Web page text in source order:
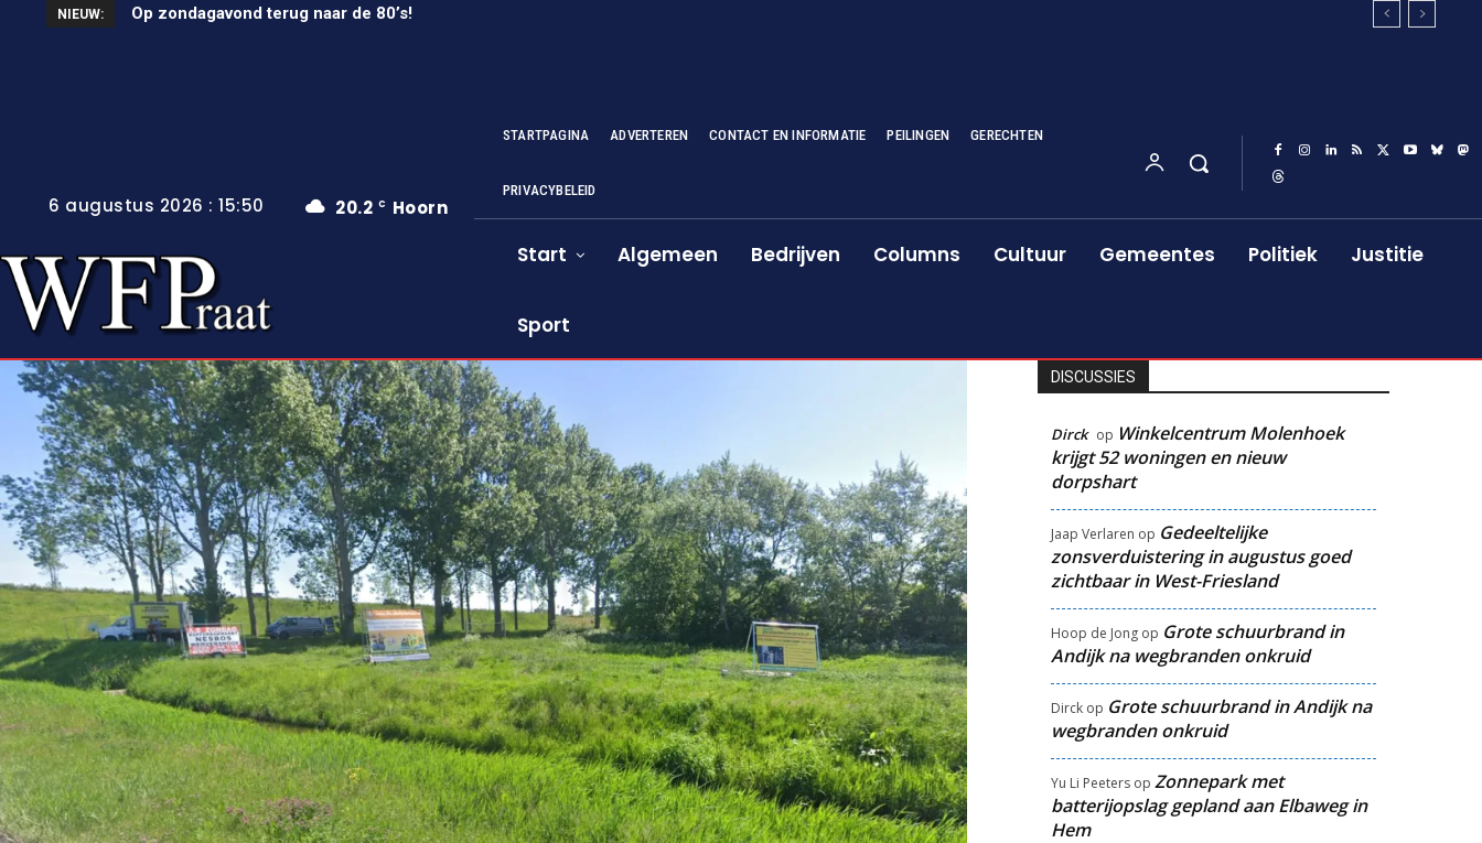
NIEUW: Unieke wielerkoers in Wervershoof
20.2 C Hoorn
6 augustus 2026 : 15:50
STARTPAGINA ADVERTEREN CONTACT EN INFORMATIE PEILINGEN GERECHTEN
PRIVACYBELEID
Start Algemeen Bedrijven Columns Cultuur Gemeentes Politiek Justitie
Sport
DISCUSSIES
Dirck op Winkelcentrum Molenhoek
krijgt 52 woningen en nieuw
dorpshart
Jaap Verlaren op Gedeeltelijke
zonsverduistering in augustus goed
zichtbaar in West-Friesland
Hoop de Jongop Grote schuurbrand in
Andijk na wegbranden onkruid
Dirckop Grote schuurbrand in Andijk na
wegbranden onkruid
Yu Li Peetersop Zonnepark met
batterijopslag gepland aan Elbaweg in
Hem